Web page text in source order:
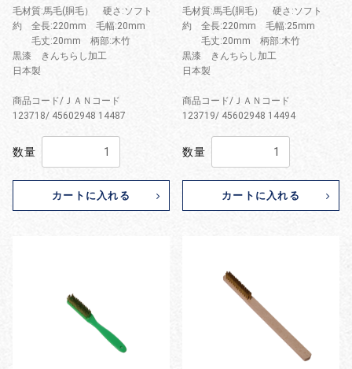
毛材質:馬毛(胴毛） 硬さ:ソフト
約 全長:220mm 毛幅:20mm
毛丈:20mm 柄部:木竹
黒漆 きんちらし加工
日本製
商品コード/ＪＡＮコード
123718/ 45602948 14487
数量
カートに入れる
毛材質:馬毛(胴毛） 硬さ:ソフト
約 全長:220mm 毛幅:25mm
毛丈:20mm 柄部:木竹
黒漆 きんちらし加工
日本製
商品コード/ＪＡＮコード
123719/ 45602948 14494
数量
カートに入れる